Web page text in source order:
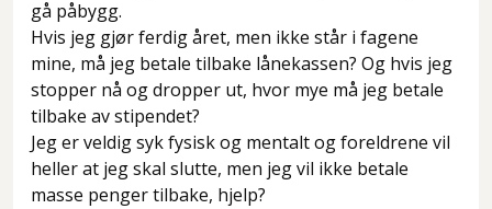
gå påbygg.
Hvis jeg gjør ferdig året, men ikke står i fagene
mine, må jeg betale tilbake lånekassen? Og hvis jeg
stopper nå og dropper ut, hvor mye må jeg betale
tilbake av stipendet?
Jeg er veldig syk fysisk og mentalt og foreldrene vil
heller at jeg skal slutte, men jeg vil ikke betale
masse penger tilbake, hjelp?